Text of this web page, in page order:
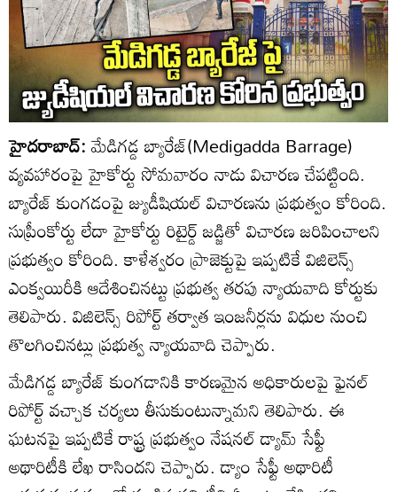
హైదరాబాద్:మేడిగడ్డ బ్యారేజ్(Medigadda Barrage)
వ్యవహారంపై హైకోర్టు సోమవారం నాడు విచారణ చేపట్టింది.
బ్యారేజ్ కుంగడంపై జ్యుడీషియల్ విచారణను ప్రభుత్వం కోరింది.
సుప్రీంకోర్టు లేదా హైకోర్టు రిటైర్డ్ జడ్జితో విచారణ జరిపించాలని
ప్రభుత్వం కోరింది. కాళేశ్వరం ప్రాజెక్టుపై ఇప్పటికే విజిలెన్స్
ఎంక్వయిరీకి ఆదేశించినట్టు ప్రభుత్వ తరపు న్యాయవాది కోర్టుకు
తెలిపారు. విజిలెన్స్ రిపోర్ట్ తర్వాత ఇంజనీర్లను విధుల నుంచి
తొలగించినట్లు ప్రభుత్వ న్యాయవాది చెప్పారు.
మేడిగడ్డ బ్యారేజ్ కుంగడానికి కారణమైన అధికారులపై ఫైనల్
రిపోర్ట్ వచ్చాక చర్యలు తీసుకుంటున్నామని తెలిపారు. ఈ
ఘటనపై ఇప్పటికే రాష్ట్ర ప్రభుత్వం నేషనల్ డ్యామ్ సేఫ్టీ
అథారిటీకి లేఖ రాసిందని చెప్పారు. డ్యాం సేఫ్టీ అథారిటీ